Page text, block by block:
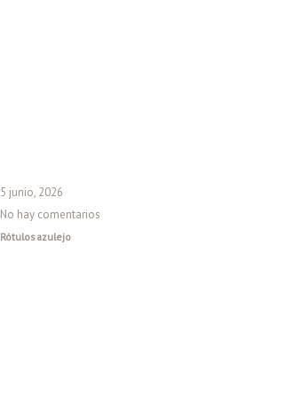
5 junio, 2026
No hay comentarios
Rótulos azulejo